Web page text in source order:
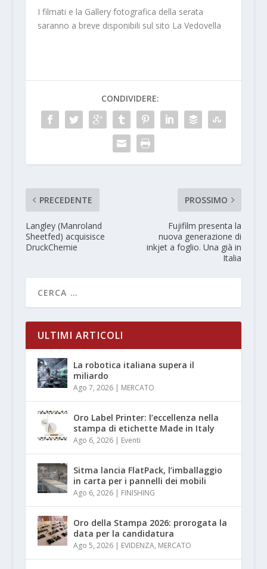
I filmati e la Gallery fotografica della serata
saranno a breve disponibili sul sito La Vedovella
CONDIVIDERE:
PRECEDENTE
Langley (Manroland
Sheetfed) acquisisce
DruckChemie
PROSSIMO
Fujifilm presenta la
nuova generazione di
inkjet a foglio. Una già in
Italia
ULTIMI ARTICOLI
La robotica italiana supera il
miliardo
Ago 7, 2026| MERCATO
Oro Label Printer: l’eccellenza nella
stampa di etichette Made in Italy
Ago 6, 2026| Eventi
Sitma lancia FlatPack, l’imballaggio
in carta per i pannelli dei mobili
Ago 6, 2026| FINISHING
Oro della Stampa 2026: prorogata la
data per la candidatura
Ago 5, 2026| EVIDENZA, MERCATO